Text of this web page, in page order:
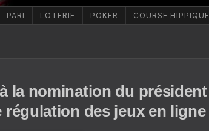
PARI LOTERIE POKER COURSE HIPPIQUE
la nomination du président
régulation des jeux en ligne